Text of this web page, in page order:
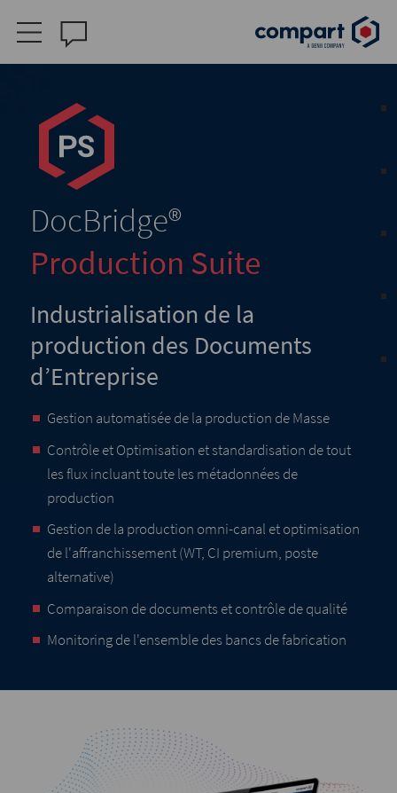
DocBridge®
Production Suite
Industrialisation de la
production des Documents
d’Entreprise
Gestion automatisée de la production de Masse
Contrôle et Optimisation et standardisation de tout
les flux incluant toute les métadonnées de
production
Gestion de la production omni-canal et optimisation
de l'affranchissement (WT, CI premium, poste
alternative)
Comparaison de documents et contrôle de qualité
Monitoring de l'ensemble des bancs de fabrication